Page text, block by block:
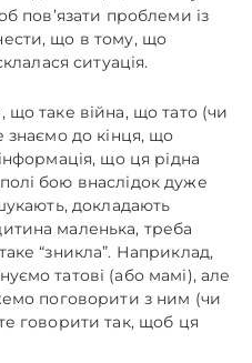
пов’язати проблеми із
що в тому, що
ситуація.
що таке війна, що тато (чи
знаємо до кінця, що
що ця рідна
бою внаслідок дуже
докладають
маленька, треба
“зникла”. Наприклад,
татові (або мамі), але
поговорити з ним (чи
говорити так, щоб ця